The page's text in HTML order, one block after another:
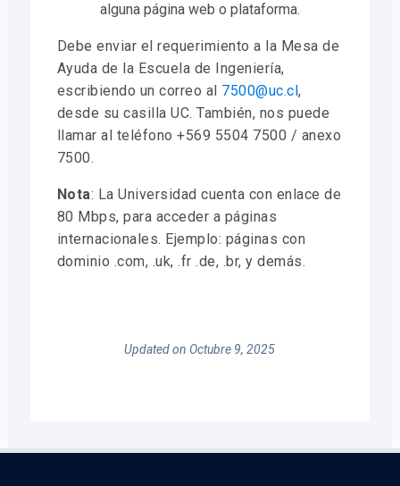
alguna página web o plataforma.
Debe enviar el requerimiento a la Mesa de
Ayuda de la Escuela de Ingeniería,
escribiendo un correo al 7500@uc.cl,
desde su casilla UC. También, nos puede
llamar al teléfono +569 5504 7500 / anexo
7500.
Nota: La Universidad cuenta con enlace de
80 Mbps, para acceder a páginas
internacionales. Ejemplo: páginas con
dominio .com, .uk, .fr .de, .br, y demás.
Updated on Octubre 9, 2025